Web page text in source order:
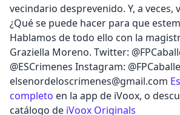
vecindario desprevenido. Y, a veces,
¿Qué se puede hacer para que
Hablamos de todo ello con la
Graziella Moreno. Twitter:
@ESCrimenes Instagram:
elsenordeloscrimenes@gmail.com
completo en la app de iVoox, o
catálogo de iVoox Originals